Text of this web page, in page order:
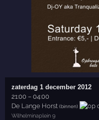
zaterdag 1 december 2012
21:00 –04:00
De Lange Horst (binnen)
Wilhelminaplein 9